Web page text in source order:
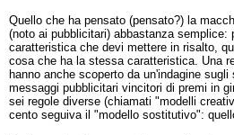
Quello che ha pensato (pensato?) la
(noto ai pubblicitari) abbastanza semplice:
caratteristica che devi mettere in risalto,
cosa che ha la stessa caratteristica. Una
hanno anche scoperto da un'indagine
messaggi pubblicitari vincitori di premi in
sei regole diverse (chiamati "modelli
cento seguiva il "modello sostitutivo":